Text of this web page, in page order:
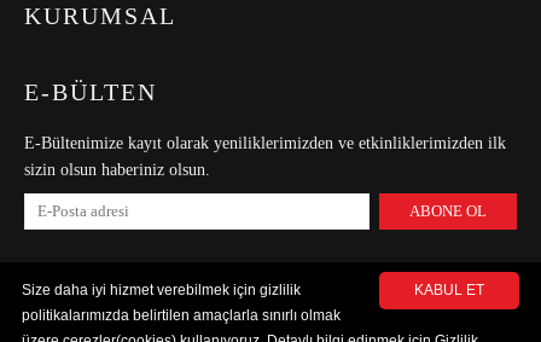
KURUMSAL
E-BÜLTEN
E-Bültenimize kayıt olarak yeniliklerimizden ve etkinliklerimizden ilk
sizin olsun haberiniz olsun.
ABONE OL
KABUL ET
Size daha iyi hizmet verebilmek için gizlilik
politikalarımızda belirtilen amaçlarla sınırlı olmak